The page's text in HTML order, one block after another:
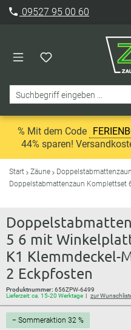
09527 95 00 60
% Mit dem Code
44% sparen!
Start Zäune
Doppelstabmattenzaun
Doppelstabmattenzaun Komplettset
5 6 mit
K1 Klemmdeckel-
2 Eckpfosten
Produktnummer: 656ZPW-6499
Lieferzeit: ca. 15-20 Werktage
zur
− Sommeraktion 32 %